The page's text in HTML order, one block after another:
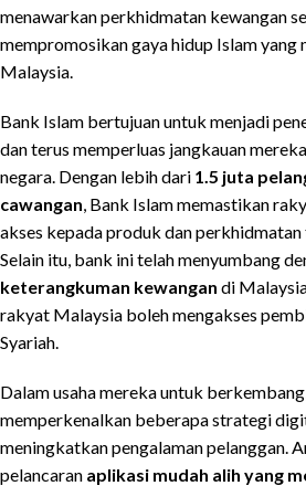
menawarkan perkhidmatan kewangan
mempromosikan gaya hidup Islam yang
Malaysia.
Bank Islam bertujuan untuk menjadi
dan terus memperluas jangkauan
negara. Dengan lebih dari 1.5 juta
cawangan , Bank Islam memastikan
akses kepada produk dan
Selain itu, bank ini telah menyumbang
keterangkuman kewangan di
rakyat Malaysia boleh mengakses
Syariah.
Dalam usaha mereka untuk
memperkenalkan beberapa strategi
meningkatkan pengalaman pelanggan.
pelancaran aplikasi mudah alih yang